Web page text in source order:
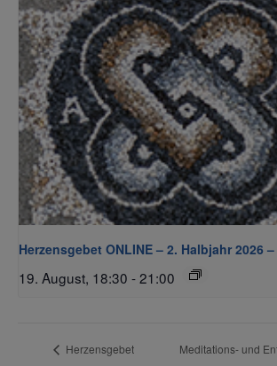
Herzensgebet ONLINE – 2. Halbjahr 2026
19. August, 18:30 -21:00
Herzensgebet Meditations- und